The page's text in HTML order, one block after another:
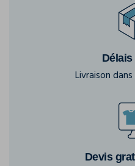
Livraison
Devis